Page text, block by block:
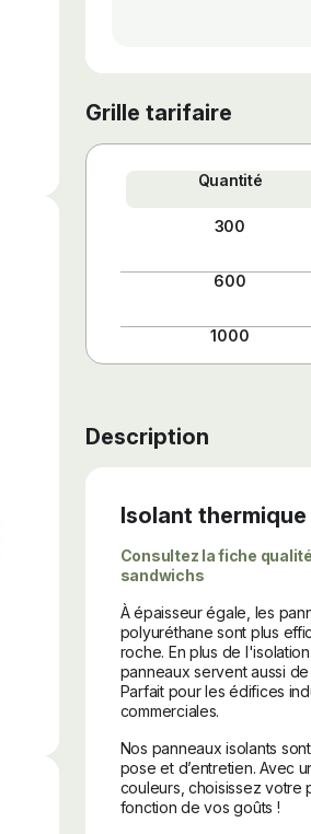
Grille tarifaire
Quantité
300
600
1000
Description
Isolant
Consultez la fiche
sandwichs
À épaisseur égale, les
polyuréthane sont plus
roche. En plus de
panneaux servent aussi
Parfait pour les édifices
commerciales.
Nos panneaux isolants
pose et d’entretien. Avec
couleurs, choisissez votre
fonction de vos goûts !